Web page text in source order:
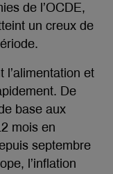
de l’OCDE,
un creux de
l’alimentation et
De
base aux
mois en
septembre
l’inflation